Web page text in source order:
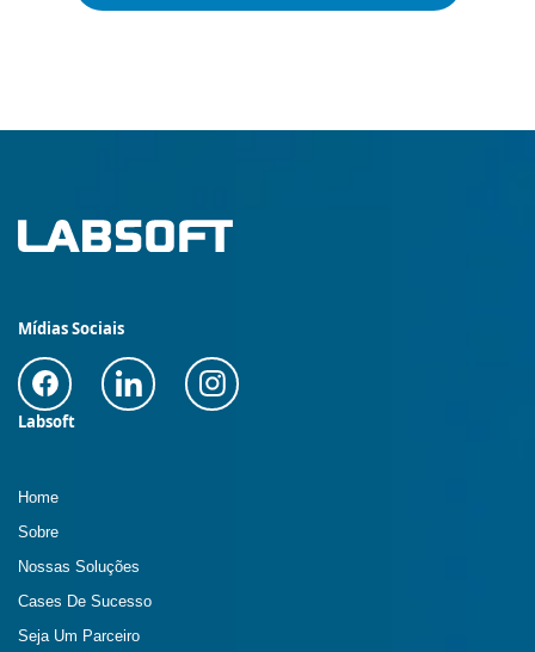
Mídias Sociais
Labsoft
Home
Sobre
Nossas Soluções
Cases De Sucesso
Seja Um Parceiro